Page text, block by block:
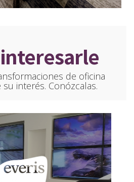
de oficina
interés. Conózcalas.